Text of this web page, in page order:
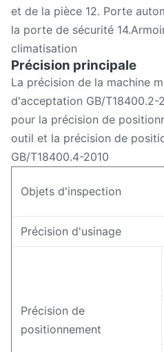
et de la pièce 12. Porte
la porte de sécurité
climatisation
Précision principale
La précision de la machine
d'acceptation GB/
pour la précision de
outil et la précision de
GB/T18400.4-2010
Objets d'inspection
Précision d'usinage
Précision de
positionnement